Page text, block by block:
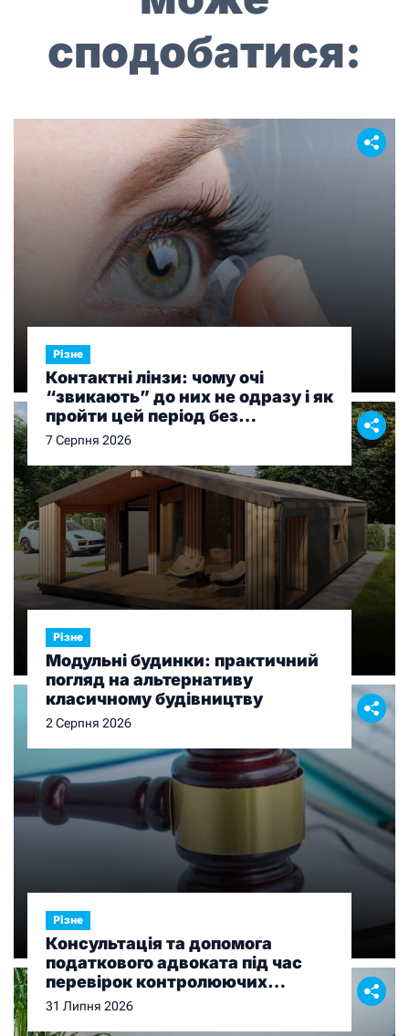
сподобатися:
Різне
Контактні лінзи: чому очі
“звикають” до них не одразу і як
пройти цей період без
дискомфорту
7 Серпня 2026
Різне
Модульні будинки: практичний
погляд на альтернативу
класичному будівництву
2 Серпня 2026
Різне
Консультація та допомога
податкового адвоката під час
перевірок контролюючих
органів
31 Липня 2026